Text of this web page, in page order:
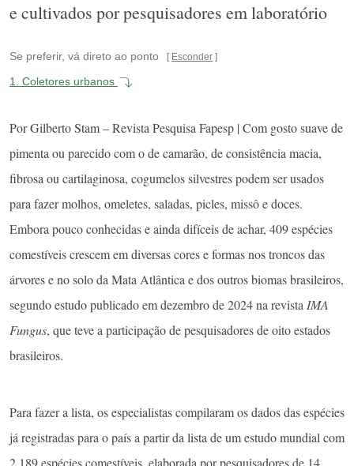
e cultivados por pesquisadores em laboratório
Se preferir, vá direto ao ponto Esconder
1. Coletores urbanos
Por Gilberto Stam – Revista Pesquisa Fapesp | Com gosto suave de
pimenta ou parecido com o de camarão, de consistência macia,
fibrosa ou cartilaginosa, cogumelos silvestres podem ser usados
para fazer molhos, omeletes, saladas, picles, missô e doces.
Embora pouco conhecidas e ainda difíceis de achar, 409 espécies
comestíveis crescem em diversas cores e formas nos troncos das
árvores e no solo da Mata Atlântica e dos outros biomas brasileiros,
segundo estudo publicado em dezembro de 2024 na revistaIMA
Fungus, que teve a participação de pesquisadores de oito estados
brasileiros.
Para fazer a lista, os especialistas compilaram os dados das espécies
já registradas para o país a partir da lista de um estudo mundial com